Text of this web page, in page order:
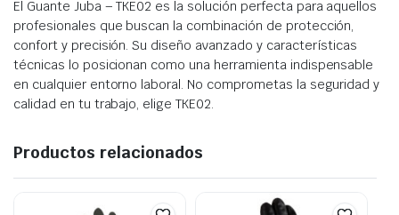
El Guante Juba – TKE02 es la solución perfecta para aquellos
profesionales que buscan la combinación de protección,
confort y precisión. Su diseño avanzado y características
técnicas lo posicionan como una herramienta indispensable
en cualquier entorno laboral. No comprometas la seguridad y
calidad en tu trabajo, elige TKE02.
Productos relacionados